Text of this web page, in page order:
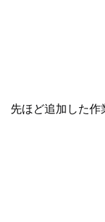
先ほど追加した作